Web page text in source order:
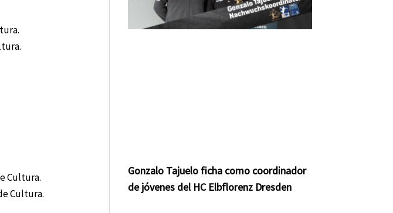
Cultura.
Cultura.
Gonzalo Tajuelo ficha como coordinador
de jóvenes del HC Elbflorenz Dresden